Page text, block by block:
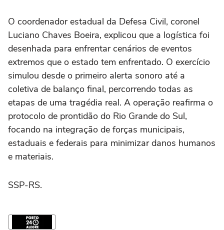
O coordenador estadual da Defesa Civil, coronel
Luciano Chaves Boeira, explicou que a logística foi
desenhada para enfrentar cenários de eventos
extremos que o estado tem enfrentado. O exercício
simulou desde o primeiro alerta sonoro até a
coletiva de balanço final, percorrendo todas as
etapas de uma tragédia real. A operação reafirma o
protocolo de prontidão do Rio Grande do Sul,
focando na integração de forças municipais,
estaduais e federais para minimizar danos humanos
e materiais.
SSP-RS.